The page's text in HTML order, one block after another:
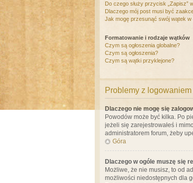
Do czego służy przycisk „Zapisz”
Dlaczego mój post musi być
Jak mogę przesunąć swój wątek w
Formatowanie i rodzaje wątków
Czym są ogłoszenia globalne?
Czym są ogłoszenia?
Czym są wątki przyklejone?
Problemy z
Dlaczego nie mogę się
Powodów może być kilka. Po
jeżeli się zarejestrowałeś i
administratorem forum, żeby
Góra
Dlaczego w ogóle muszę się
Możliwe, że nie musisz, to od
możliwości niedostępnych dla